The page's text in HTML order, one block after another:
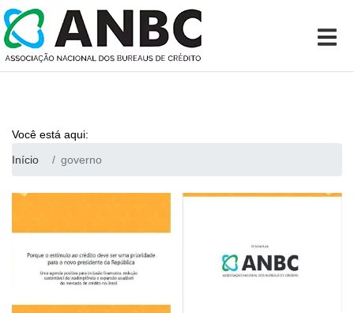
Você está aqui:
Início
governo